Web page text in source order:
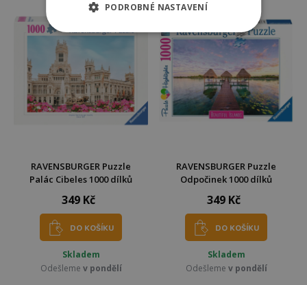
RAVENSBURGER Puzzle
Palác Cibeles 1000 dílků
349 Kč
DO KOŠÍKU
Skladem
Odešleme v pondělí
RAVENSBURGER Puzzle
Odpočinek 1000 dílků
349 Kč
DO KOŠÍKU
Skladem
Odešleme v pondělí
PODROBNÉ NASTAVENÍ